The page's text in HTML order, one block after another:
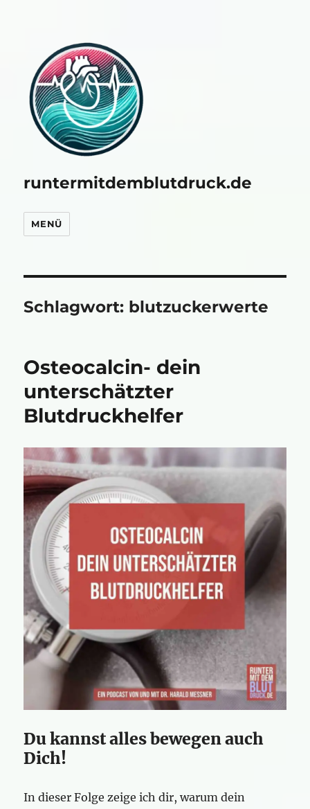
runtermitdemblutdruck.de
MENÜ
Schlagwort: blutzuckerwerte
Osteocalcin- dein
unterschätzter
Blutdruckhelfer
Du kannst alles bewegen auch
Dich!
In dieser Folge zeige ich dir, warum dein